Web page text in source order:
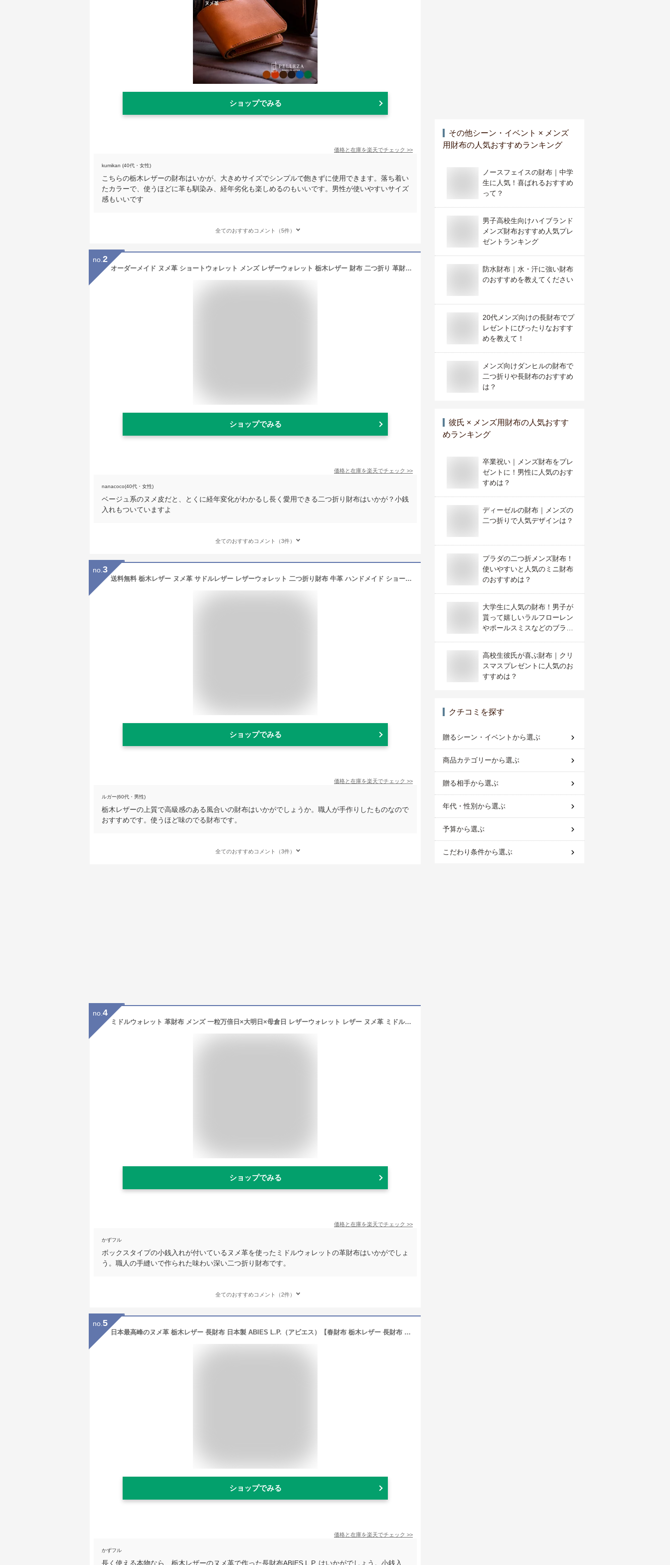
ショップでみる
価格と在庫を楽天でチェック >>
kumikan (40代・女性)
こちらの栃木レザーの財布はいかが。大きめサイズでシンプルで飽きずに使用できます。落ち着い
たカラーで、使うほどに革も馴染み、経年劣化も楽しめるのもいいです。男性が使いやすいサイズ
感もいいです
全てのおすすめコメント（5件）
no. 2
オーダーメイド ヌメ革 ショートウォレット メンズ レザーウォレット 栃木レザー 財布 二つ折り 革財布 ヌメ革財布 プレゼント 男性用 革 本革 革小物 本革財布 日本製 ハンドメイド 手作り 手縫い 職人 ナチュラル 飴色 長い かぶせ小銭入れ
ショップでみる
価格と在庫を楽天でチェック >>
nanacoco(40代・女性)
ベージュ系のヌメ皮だと、とくに経年変化がわかるし長く愛用できる二つ折り財布はいかが？小銭
入れもついていますよ
全てのおすすめコメント（3件）
no. 3
送料無料 栃木レザー ヌメ革 サドルレザー レザーウォレット 二つ折り財布 牛革 ハンドメイド ショートウォレット 赤 レッド dl009tg19rd
ショップでみる
価格と在庫を楽天でチェック >>
ルガー(60代・男性)
栃木レザーの上質で高級感のある風合いの財布はいかがでしょうか。職人が手作りしたものなので
おすすめです。使うほど味のでる財布です。
全てのおすすめコメント（3件）
no. 4
ミドルウォレット 革財布 メンズ 一粒万倍日×大明日×母倉日 レザーウォレット レザー ヌメ革 ミドル財布 ミドル 革 ヌメ革財布 栃木レザー 財布 二つ折り 本革財布 手縫い 本革 職人 手作り 日本製 ボックス 小銭入れ ブランド
ショップでみる
価格と在庫を楽天でチェック >>
かずフル
ボックスタイプの小銭入れが付いているヌメ革を使ったミドルウォレットの革財布はいかがでしょ
う。職人の手縫いで作られた味わい深い二つ折り財布です。
全てのおすすめコメント（2件）
no. 5
日本最高峰のヌメ革 栃木レザー 長財布 日本製 ABIES L.P.（アビエス）【春財布 栃木レザー 長財布 メンズ 本革 財布 小銭入れ付き 長サイフ men's 薄型 長財布 メンズ 薄い 本革財布 ながさいふ 栃木レザー 財布 誕生日プレゼント 男性 本革 財布 メンズ 長財布 leather】
ショップでみる
価格と在庫を楽天でチェック >>
かずフル
長く使える本物なら、栃木レザーのヌメ革で作った長財布ABIES L.P. はいかがでしょう。小銭入
その他シーン・イベント × メンズ
用財布の人気おすすめランキング
ノースフェイスの財布｜中学
生に人気！喜ばれるおすすめ
って？
男子高校生向けハイブランド
メンズ財布おすすめ人気プレ
ゼントランキング
防水財布｜水・汗に強い財布
のおすすめを教えてください
20代メンズ向けの長財布でプ
レゼントにぴったりなおすす
めを教えて！
メンズ向けダンヒルの財布で
二つ折りや長財布のおすすめ
は？
彼氏 × メンズ用財布の人気おすす
めランキング
卒業祝い｜メンズ財布をプレ
ゼントに！男性に人気のおす
すめは？
ディーゼルの財布｜メンズの
二つ折りで人気デザインは？
プラダの二つ折メンズ財布！
使いやすいと人気のミニ財布
のおすすめは？
大学生に人気の財布！男子が
貰って嬉しいラルフローレン
やポールスミスなどのブラン
高校生彼氏が喜ぶ財布｜クリ
スマスプレゼントに人気のお
すすめは？
クチコミを探す
贈るシーン・イベントから選ぶ
商品カテゴリーから選ぶ
贈る相手から選ぶ
年代・性別から選ぶ
予算から選ぶ
こだわり条件から選ぶ